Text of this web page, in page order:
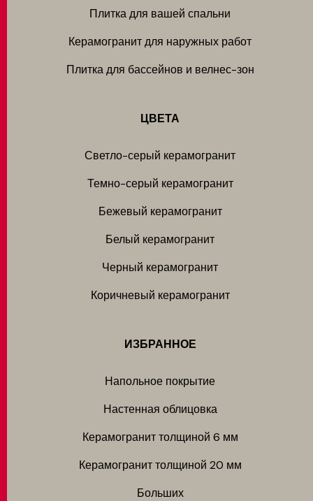
Плитка для вашей спальни
Керамогранит для наружных работ
Плитка для бассейнов и велнес-зон
ЦВЕТА
Светло-серый керамогранит
Темно-серый керамогранит
Бежевый керамогранит
Белый керамогранит
Черный керамогранит
Коричневый керамогранит
ИЗБРАННОЕ
Напольное покрытие
Настенная облицовка
Керамогранит толщиной 6 мм
Керамогранит толщиной 20 мм
Больших